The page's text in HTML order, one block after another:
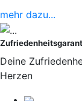
mehr dazu...
Deine
Herzen